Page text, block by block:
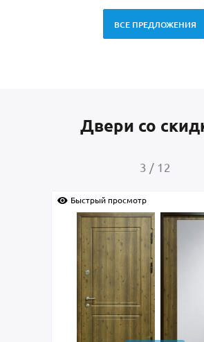
ВСЕ ПРЕДЛОЖЕНИЯ
Двери со
4 / 12
Быстрый просмотр